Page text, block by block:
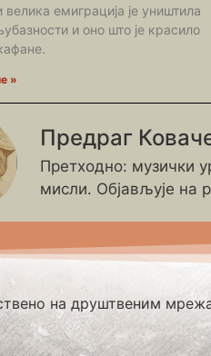
велика емиграција је уништила
и оно што је красило
»
Предраг
Претходно: музички
мисли. Објављује на
на друштвеним